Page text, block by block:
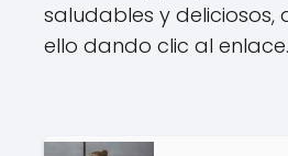
saludables y
ello dando clic al enlace.